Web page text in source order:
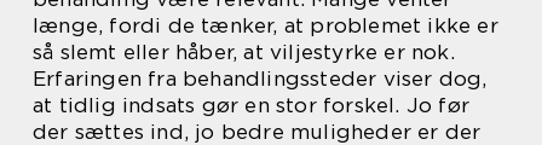
længe, fordi de tænker, at problemet ikke er
så slemt eller håber, at viljestyrke er nok.
Erfaringen fra behandlingssteder viser dog,
at tidlig indsats gør en stor forskel. Jo før
der sættes ind, jo bedre muligheder er der